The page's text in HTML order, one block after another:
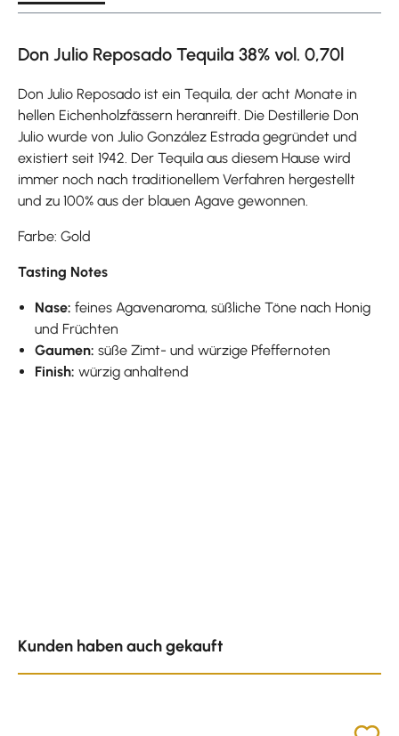
Don Julio Reposado Tequila 38% vol. 0,70l
Don Julio Reposado ist ein Tequila, der acht Monate in
hellen Eichenholzfässern heranreift. Die Destillerie Don
Julio wurde von Julio González Estrada gegründet und
existiert seit 1942. Der Tequila aus diesem Hause wird
immer noch nach traditionellem Verfahren hergestellt
und zu 100% aus der blauen Agave gewonnen.
Farbe: Gold
Tasting Notes
Nase: feines Agavenaroma, süßliche Töne nach Honig
und Früchten
Gaumen:süße Zimt- und würzige Pfeffernoten
Finish: würzig anhaltend
Kunden haben auch gekauft